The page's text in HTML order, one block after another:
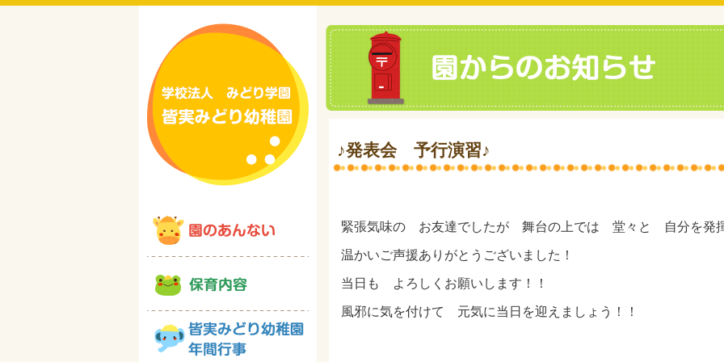
♪発表会 予行演習♪
緊張気味の お友達でしたが 舞台の上では 堂々と 自分を発
温かいご声援ありがとうございました！
当日も よろしくお願いします！！
風邪に気を付けて 元気に当日を迎えましょう！！